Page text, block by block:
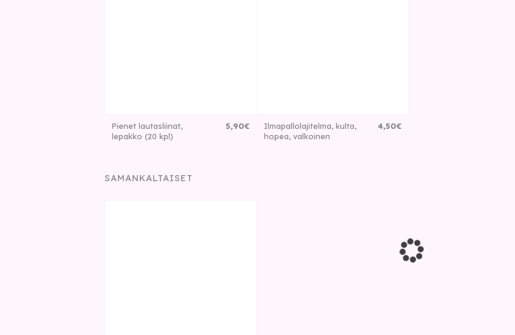
Pienet lautasliinat,
lepakko (20 kpl)
5,90€
Ilmapallolajitelma, kulta,
hopea, valkoinen
4,50€
SAMANKALTAISET